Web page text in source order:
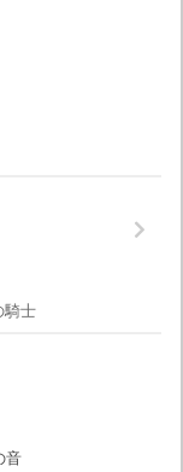
騎士
音